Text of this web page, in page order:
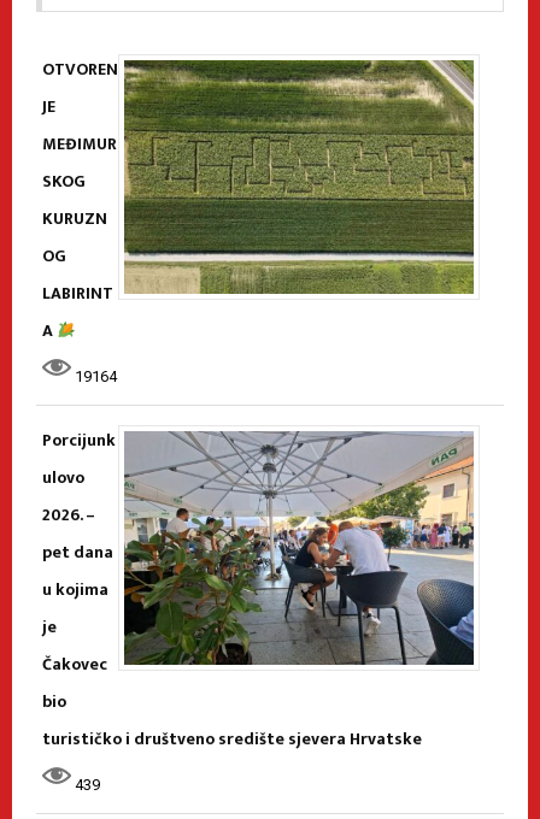
OTVOREN
JE
MEĐIMUR
SKOG
KURUZN
OG
LABIRINT
A
19164
Porcijunk
ulovo
2026. –
pet dana
u kojima
je
Čakovec
bio
turističko i društveno središte sjevera Hrvatske
439